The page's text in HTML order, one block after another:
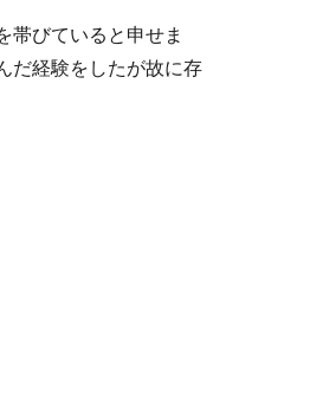
帯びていると申せま
だ経験をしたが故に存